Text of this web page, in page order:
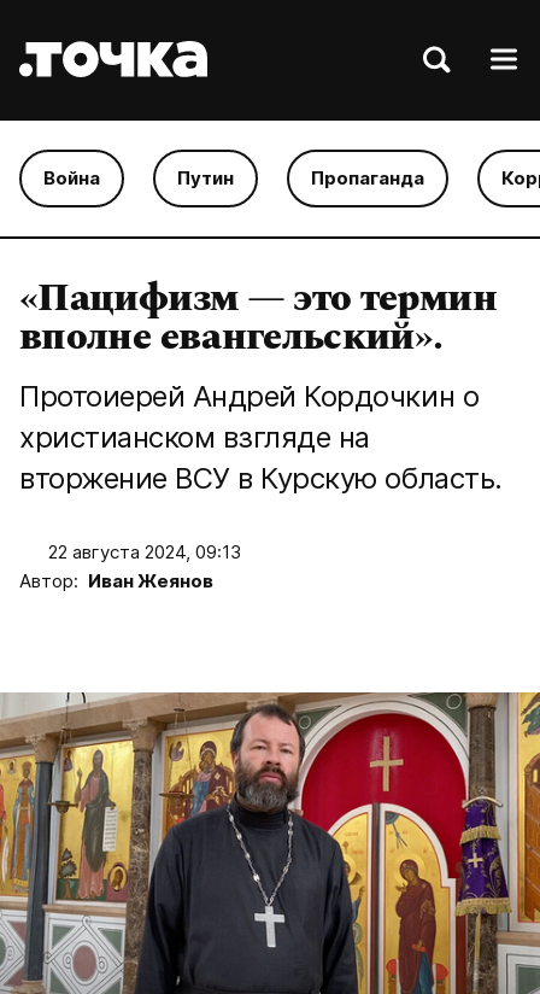
Война Путин Пропаганда
«Пацифизм — это термин
вполне евангельский».
Протоиерей Андрей Кордочкин о
христианском взгляде на
вторжение ВСУ в Курскую область.
22 августа 2024, 09:13
Автор: Иван Жеянов